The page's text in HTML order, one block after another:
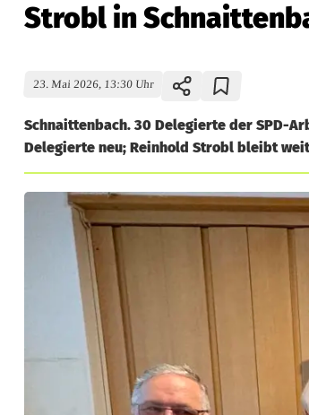
Strobl in
23. Mai 2026, 13:30 Uhr
Schnaittenbach. 30 Delegierte der SPD-
Delegierte neu; Reinhold Strobl bleibt